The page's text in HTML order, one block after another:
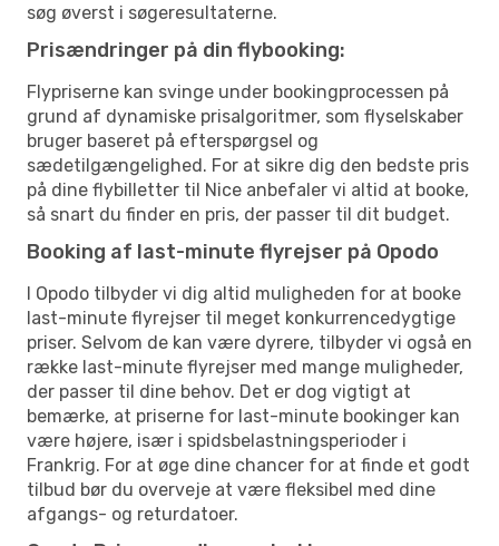
søg øverst i søgeresultaterne.
Prisændringer på din flybooking:
Flypriserne kan svinge under bookingprocessen på
grund af dynamiske prisalgoritmer, som flyselskaber
bruger baseret på efterspørgsel og
sædetilgængelighed. For at sikre dig den bedste pris
på dine flybilletter til Nice anbefaler vi altid at booke,
så snart du finder en pris, der passer til dit budget.
Booking af last-minute flyrejser på Opodo
I Opodo tilbyder vi dig altid muligheden for at booke
last-minute flyrejser til meget konkurrencedygtige
priser. Selvom de kan være dyrere, tilbyder vi også en
række last-minute flyrejser med mange muligheder,
der passer til dine behov. Det er dog vigtigt at
bemærke, at priserne for last-minute bookinger kan
være højere, især i spidsbelastningsperioder i
Frankrig. For at øge dine chancer for at finde et godt
tilbud bør du overveje at være fleksibel med dine
afgangs- og returdatoer.